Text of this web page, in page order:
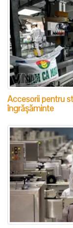
Accesorii pentru
îngrășăminte